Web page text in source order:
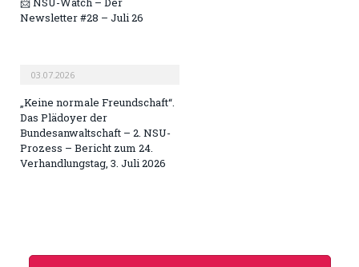
Newsletter #28 – Juli 26
03.07.2026
„Keine normale Freundschaft“.
Das Plädoyer der
Bundesanwaltschaft – 2. NSU-
Prozess – Bericht zum 24.
Verhandlungstag, 3. Juli 2026